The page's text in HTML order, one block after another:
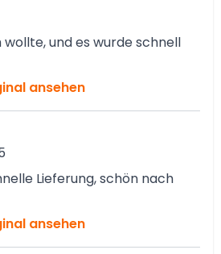
wollte, und es wurde schnell
ansehen
Lieferung, schön nach
ansehen